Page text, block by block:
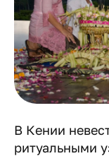
В Кении
ритуальными